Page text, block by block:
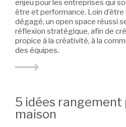
enjeu pour les entreprises qui
être et performance. Loin
dégagé, un open space réussi
réflexion stratégique, afin de
propice à la créativité, à la
des équipes.
5 idées rangement
maison